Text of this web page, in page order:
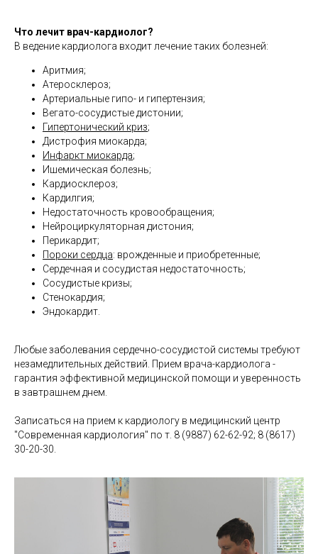
Что лечит врач-кардиолог?
В ведение кардиолога входит лечение таких болезней:
Аритмия;
Атеросклероз;
Артериальные гипо- и гипертензия;
Вегато-сосудистые дистонии;
Гипертонический криз;
Дистрофия миокарда;
Инфаркт миокарда;
Ишемическая болезнь;
Кардиосклероз;
Кардилгия;
Недостаточность кровообращения;
Нейроциркуляторная дистония;
Перикардит;
Пороки сердца: врожденные и приобретенные;
Сердечная и сосудистая недостаточность;
Сосудистые кризы;
Стенокардия;
Эндокардит.
Любые заболевания сердечно-сосудистой системы требуют
незамедлительных действий. Прием врача-кардиолога -
гарантия эффективной медицинской помощи и уверенность
в завтрашнем днем.
Записаться на прием к кардиологу в медицинский центр
"Современная кардиология" по т. 8 (9887) 62-62-92; 8 (8617)
30-20-30.